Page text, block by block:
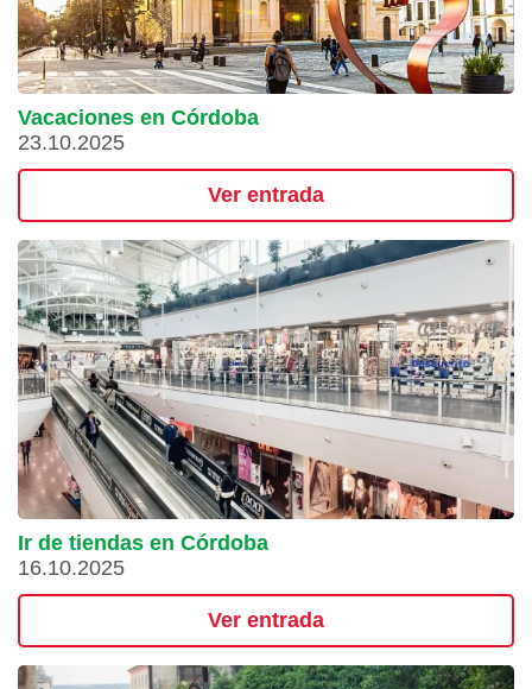
Vacaciones en Córdoba
23.10.2025
Ver entrada
Ir de tiendas en Córdoba
16.10.2025
Ver entrada